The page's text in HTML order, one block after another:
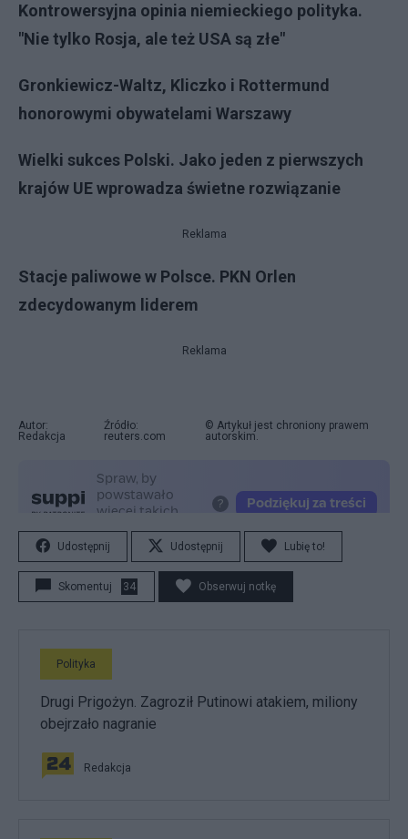
Kontrowersyjna opinia niemieckiego polityka.
"Nie tylko Rosja, ale też USA są złe"
Gronkiewicz-Waltz, Kliczko i Rottermund
honorowymi obywatelami Warszawy
Wielki sukces Polski. Jako jeden z pierwszych
krajów UE wprowadza świetne rozwiązanie
Reklama
Stacje paliwowe w Polsce. PKN Orlen
zdecydowanym liderem
Reklama
Autor:
Redakcja
Źródło:
reuters.com
© Artykuł jest chroniony prawem
autorskim.
Udostępnij Udostępnij Lubię to!
Skomentuj 34 Obserwuj notkę
Polityka
Drugi Prigożyn. Zagroził Putinowi atakiem, miliony
obejrzało nagranie
Redakcja